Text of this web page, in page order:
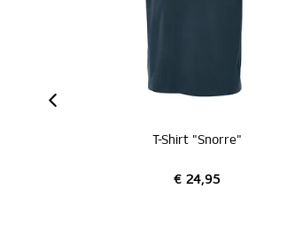
Rothosen T-Shirt "Kaianlage"
€ 29,95